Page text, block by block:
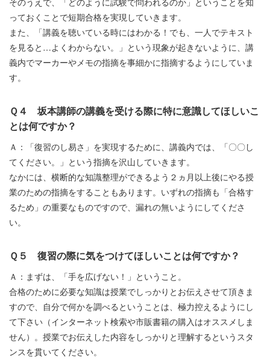
っておくことで短期合格を実現していきます。
また、「講義を聴いている時にはわかる！でも、一人でテキスト
を見ると…よくわからない。」という現象が起きないように、講
義内でマーカーやメモの指摘を事細かに指摘するようにしていま
す。
Ｑ４ 坂本講師の講義を受ける際に特に意識してほしいこ
とは何ですか？
Ａ：「復習のし易さ」を実現するために、講義内では、「〇〇し
てください。」という指摘を沢山していきます。
なかには、横断的な知識整理ができるよう２ヵ月以上後にやる授
業のための指摘をすることもあります。いずれの指摘も「合格す
るため」の重要なものですので、漏れの無いようにしてくださ
い。
Ｑ５ 復習の際に気をつけてほしいことは何ですか？
Ａ：まずは、「手を広げない！」ということ。
合格のために必要な知識は授業でしっかりとお伝えさせて頂きま
すので、自分で何かを調べるということは、極力控えるようにし
て下さい（インターネット検索や市販書籍の購入はオススメしま
せん）。授業でお伝えした内容をしっかりと理解するというスタ
ンスを貫いてください。